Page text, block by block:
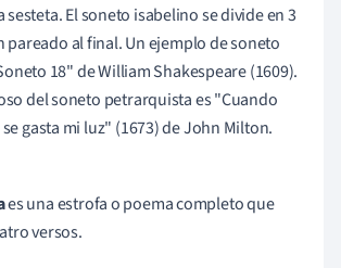
sesteta. El soneto isabelino se divide en 3
pareado al final. Un ejemplo de soneto
18" de William Shakespeare (1609).
del soneto petrarquista es"Cuando
gasta mi luz" (1673) de John Milton.
es una estrofa o poema completo que
versos.